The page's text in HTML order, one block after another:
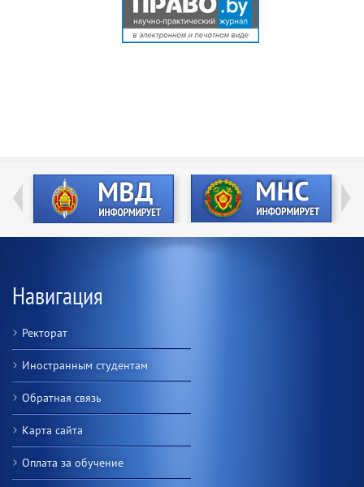
Навигация
Ректорат
Иностранным студентам
Обратная связь
Карта сайта
Оплата за обучение